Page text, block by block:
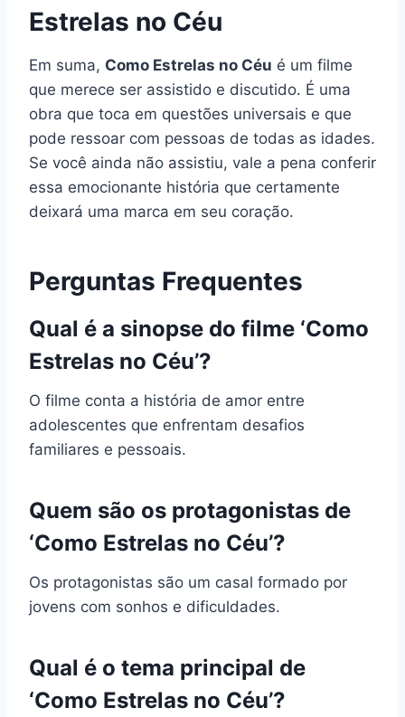
Estrelas no Céu
Em suma, Como Estrelas no Céu é um filme
que merece ser assistido e discutido. É uma
obra que toca em questões universais e que
pode ressoar com pessoas de todas as idades.
Se você ainda não assistiu, vale a pena conferir
essa emocionante história que certamente
deixará uma marca em seu coração.
Perguntas Frequentes
Qual é a sinopse do filme ‘Como
Estrelas no Céu’?
O filme conta a história de amor entre
adolescentes que enfrentam desafios
familiares e pessoais.
Quem são os protagonistas de
‘Como Estrelas no Céu’?
Os protagonistas são um casal formado por
jovens com sonhos e dificuldades.
Qual é o tema principal de
‘Como Estrelas no Céu’?